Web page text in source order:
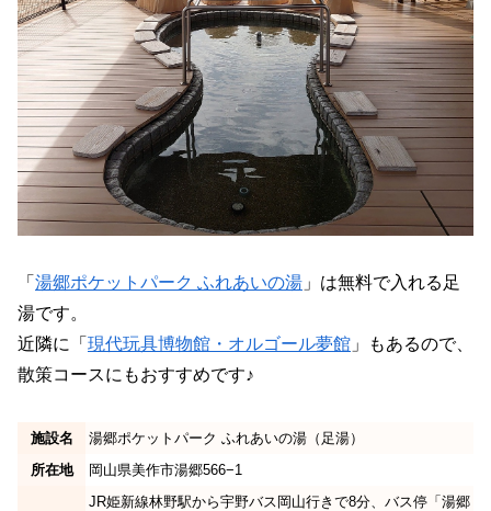
「 湯郷ポケットパーク ふれあいの湯 」は無料で入れる足
湯です。
近隣に「 現代玩具博物館・オルゴール夢館 」もあるので、
散策コースにもおすすめです♪
施設名
湯郷ポケットパーク ふれあいの湯（足湯）
所在地
岡山県美作市湯郷566−1
JR姫新線林野駅から宇野バス岡山行きで8分、バス停「湯郷